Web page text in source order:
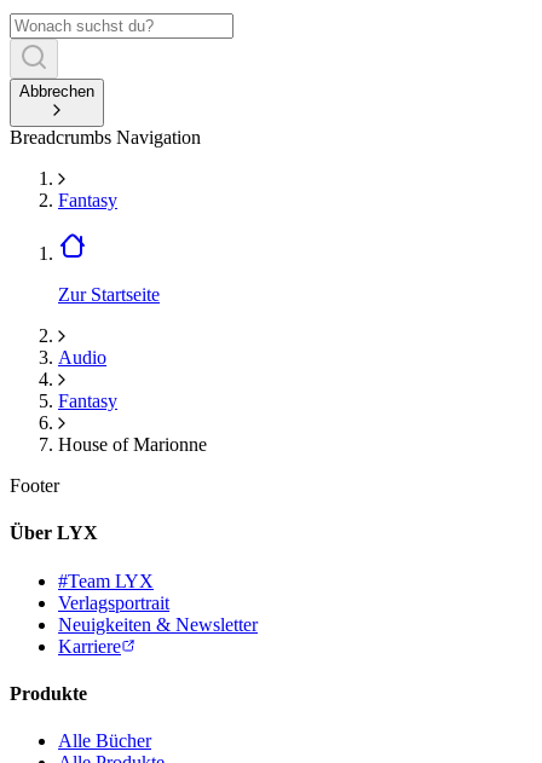
Abbrechen
Breadcrumbs Navigation
Fantasy
Zur Startseite
Audio
Fantasy
House of Marionne
Footer
Über LYX
#Team LYX
Verlagsportrait
Neuigkeiten & Newsletter
Karriere
Produkte
Alle Bücher